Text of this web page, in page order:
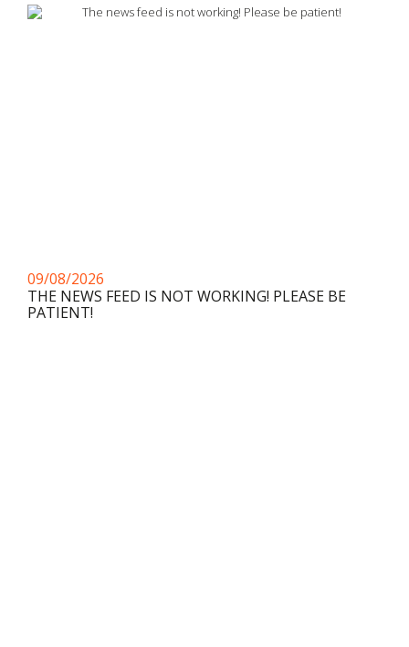
09/08/2026
THE NEWS FEED IS NOT WORKING! PLEASE BE
PATIENT!